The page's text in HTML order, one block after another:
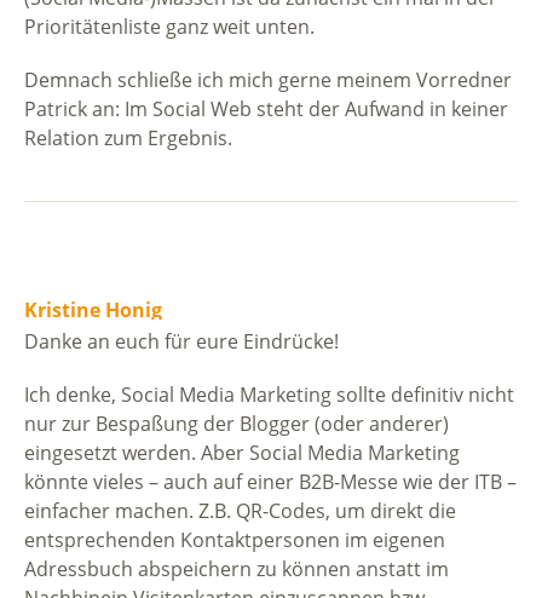
Prioritätenliste ganz weit unten.
Demnach schließe ich mich gerne meinem Vorredner
Patrick an: Im Social Web steht der Aufwand in keiner
Relation zum Ergebnis.
Kristine Honig
Danke an euch für eure Eindrücke!
Ich denke, Social Media Marketing sollte definitiv nicht
nur zur Bespaßung der Blogger (oder anderer)
eingesetzt werden. Aber Social Media Marketing
könnte vieles – auch auf einer B2B-Messe wie der ITB –
einfacher machen. Z.B. QR-Codes, um direkt die
entsprechenden Kontaktpersonen im eigenen
Adressbuch abspeichern zu können anstatt im